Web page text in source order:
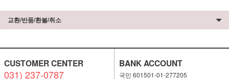
교환/반품/환불/취소
CUSTOMER CENTER
031) 237-0787
BANK ACCOUNT
국민 601501-01-277205